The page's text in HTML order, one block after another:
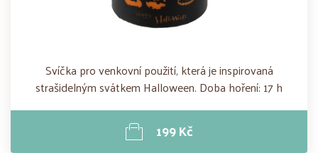
Svíčka pro venkovní použití, která je inspirovaná
strašidelným svátkem Halloween. Doba hoření: 17 h
199 Kč